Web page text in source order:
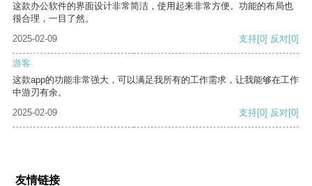
这款办公软件的界面设计非常简洁，使用起来非常方便。功能的布局也
很合理，一目了然。
2025-02-09
支持[0] 反对[0]
游客
这款app的功能非常强大，可以满足我所有的工作需求，让我能够在工作
中游刃有余。
2025-02-09
支持[0] 反对[0]
友情链接